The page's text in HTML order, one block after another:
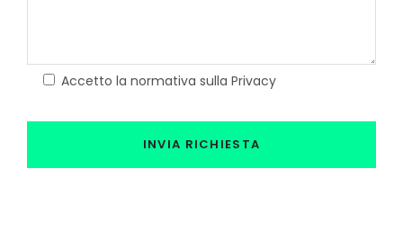
Accetto la normativa sulla Privacy